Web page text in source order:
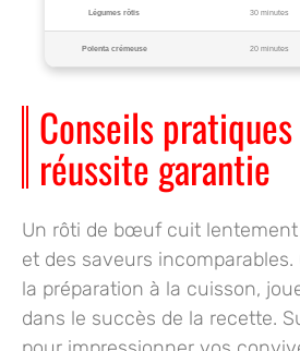
Légumes rôtis 30 minutes
Polenta crémeuse 20 minutes
Conseils
réussite garantie
Un rôti de bœuf cuit
et des saveurs incomparables.
la préparation à la cuisson,
dans le succès de la recette.